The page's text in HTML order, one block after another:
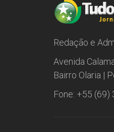
Redação e
Avenida
Bairro Olaria |
Fone: +55